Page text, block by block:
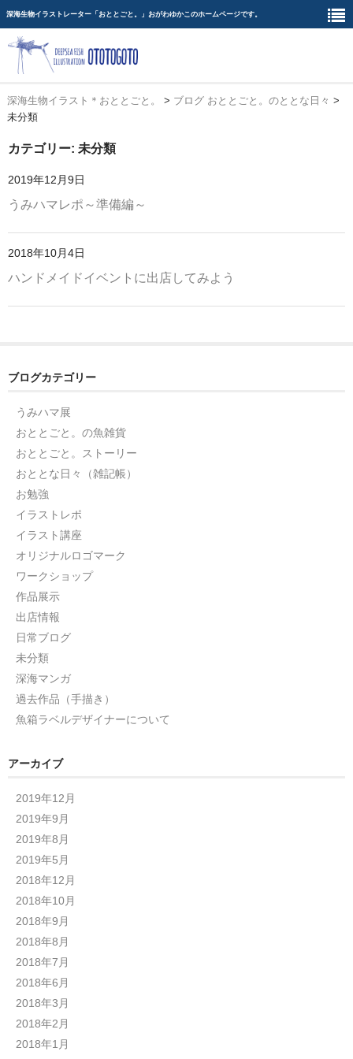
深海生物イラストレーター「おととごと。」おがわゆかこのホームページです。
ホーム
イラスト置き場
お問い合わせ
深海生物イラスト＊おととごと。 > ブログ おととごと。のととな日々 >
未分類
カテゴリー: 未分類
2019年12月9日
うみハマレポ～準備編～
2018年10月4日
ハンドメイドイベントに出店してみよう
ブログカテゴリー
うみハマ展
おととごと。の魚雑貨
おととごと。ストーリー
おととな日々（雑記帳）
お勉強
イラストレポ
イラスト講座
オリジナルロゴマーク
ワークショップ
作品展示
出店情報
日常ブログ
未分類
深海マンガ
過去作品（手描き）
魚箱ラベルデザイナーについて
アーカイブ
2019年12月
2019年9月
2019年8月
2019年5月
2018年12月
2018年10月
2018年9月
2018年8月
2018年7月
2018年6月
2018年3月
2018年2月
2018年1月